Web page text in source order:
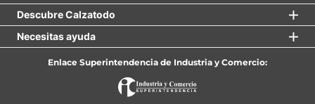
Descubre Calzatodo
Necesitas ayuda
Enlace Superintendencia de Industria y Comercio: